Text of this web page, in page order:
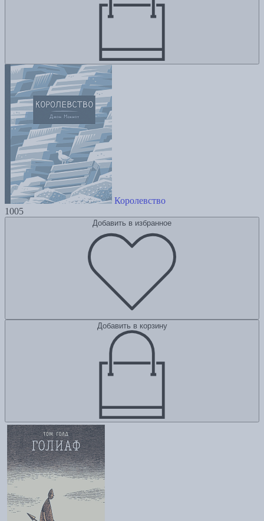
Королевство
1005
Добавить в избранное
Добавить в корзину